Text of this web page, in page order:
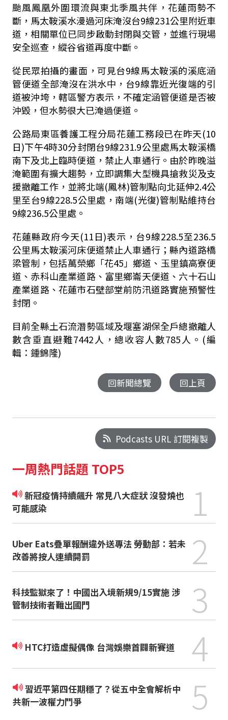
颱風鳳凰外圍環流與東北季風共伴，花蓮雨勢不
斷，馬太鞍溪水漫過河床淹沒台9線231公里附近車
道，相關單位已同步啟動封閉與交管，並進行現場
安全巡查，縱谷省道再度中斷。
從民眾拍攝的畫面，可見台9線馬太鞍溪的溪底涵
管便道全部淹沒在洪水中，台9線靠近光復端的引
道被沖垮，轄區警方表示，不確定涵管便道是否被
沖毀，但水勢很大已淹過便道。
公路局東區養護工程分局花蓮工務段已在昨天(10
日)下午4時30分封閉台9線231.9公里處馬太鞍溪橋
南下及北上臨時便道，禁止人車通行。由於昨晚溢
淹範圍有擴大趨勢，立即調集大型機具搶救災及支
援撤離工作，並將北端(鳳林)管制點向北延伸2.4公
里至台9線228.5公里處，南端(光復)管制點維持台
9線236.5公里處。
花蓮縣政府今天(11日)表示，台9線228.5至236.5
公里馬太鞍溪河床便道禁止人車通行；縣內道路橋
梁管制，包括萬榮鄉「花45」鄉道、玉里鎮高寮便
道、赤科山產業道路、富里鄉崙天便道、六十石山
產業道路、花蓮市石壁部堂前防汛道路實施預警性
封閉。
目前全縣土石流潛勢區域及堰塞湖保全戶總撤離人
數含垂直避難7442人，總收容人數785人。(編
輯：鍾錦隆)
回新聞總覽 回上頁
Podcasts URL 訂閱複製
一周熱門話題 TOP5
新冠疫情持續飆升 常見八大症狀 沒發燒也
可能感染
1
Uber Eats疊單報酬違外送專法 勞動部：若未
改善將按人連續開罰
2
科技監獄來了！中國出入境新規9/15實施 涉
管制技術者難出國門
3
HTC打造虛擬偶像 台灣娛樂首闢新賽道 4
習近平第四任期穩了？從五中全會解析中
共新一波權力鬥爭
5